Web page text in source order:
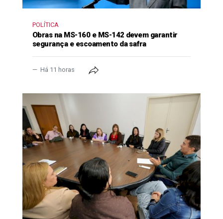
POLÍTICA
Obras na MS-160 e MS-142 devem garantir
segurança e escoamento da safra
Há 11 horas